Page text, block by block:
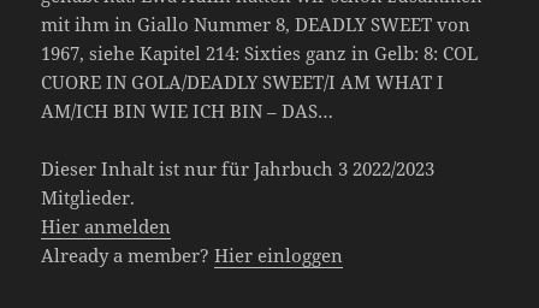
mit ihm in Giallo Nummer 8, DEADLY SWEET von
1967, siehe Kapitel 214: Sixties ganz in Gelb: 8: COL
CUORE IN GOLA/DEADLY SWEET/I AM WHAT I
AM/ICH BIN WIE ICH BIN – DAS…
Dieser Inhalt ist nur für Jahrbuch 3 2022/2023
Mitglieder.
Hier anmelden
Already a member?Hier einloggen